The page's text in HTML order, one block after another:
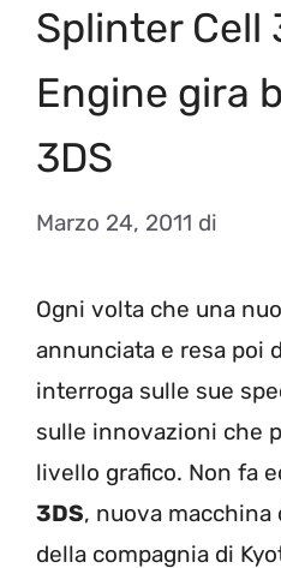
Splinter Cell
Engine gira
3DS
Marzo 24, 2011 di
Ogni volta che una
annunciata e resa poi
interroga sulle sue
sulle innovazioni che
livello grafico. Non fa
3DS, nuova macchina
della compagnia di